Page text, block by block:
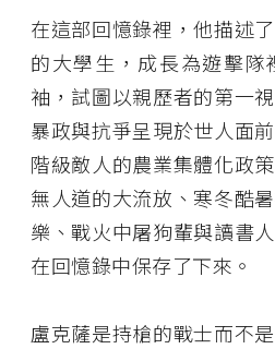
在這部回憶錄裡，他描述
的大學生，成長為遊擊
袖，試圖以親歷者的第一
暴政與抗爭呈現於世人面
階級敵人的農業集體化政
無人道的大流放、寒冬酷
樂、戰火中屠狗輩與讀書
在回憶錄中保存了下來。
盧克薩是持槍的戰士而不